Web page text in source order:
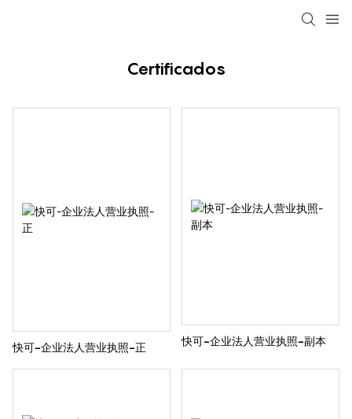
Certificados
快可-企业法人营业执照-正 快可-企业法人营业执照-副本